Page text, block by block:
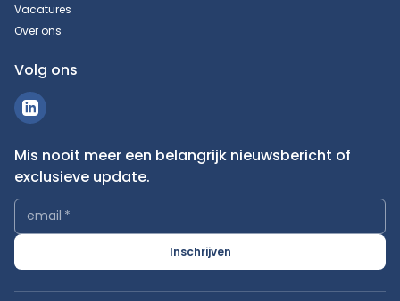
Vacatures
Over ons
Volg ons
Mis nooit meer een belangrijk nieuwsbericht of
exclusieve update.
email *
Inschrijven